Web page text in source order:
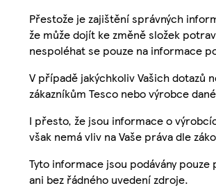
Přestože je zajištění správných
že může dojít ke změně složek
nespoléhat se pouze na informace
V případě jakýchkoliv Vašich dotazů
zákazníkům Tesco nebo výrobce
I přesto, že jsou informace o
však nemá vliv na Vaše práva dle
Tyto informace jsou podávány
ani bez řádného uvedení zdroje.